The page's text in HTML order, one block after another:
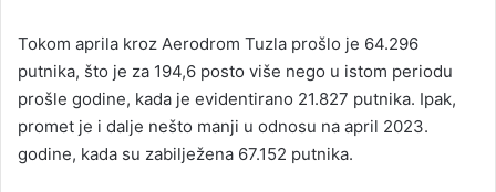
Tokom aprila kroz Aerodrom Tuzla prošlo je 64.296
putnika, što je za 194,6 posto više nego u istom periodu
prošle godine, kada je evidentirano 21.827 putnika. Ipak,
promet je i dalje nešto manji u odnosu na april 2023.
godine, kada su zabilježena 67.152 putnika.